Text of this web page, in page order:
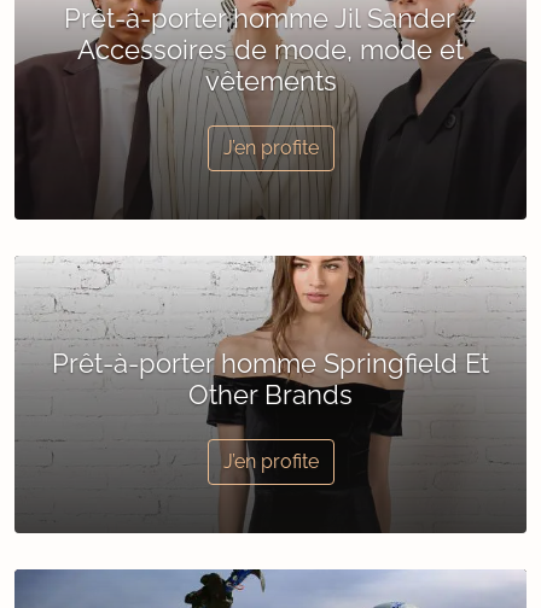
Prêt-à-porter homme Jil Sander –
Accessoires de mode, mode et
vêtements
J’en profite
Prêt-à-porter homme Springfield Et
Other Brands
J’en profite